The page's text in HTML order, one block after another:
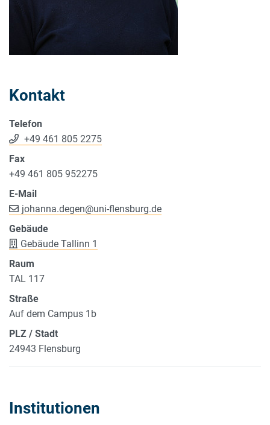
Kontakt
Telefon
+49 461 805 2275
Fax
+49 461 805 952275
E-Mail
johanna.degen@uni-flensburg.de
Gebäude
Gebäude Tallinn 1
Raum
TAL 117
Straße
Auf dem Campus 1b
PLZ / Stadt
24943 Flensburg
Institutionen